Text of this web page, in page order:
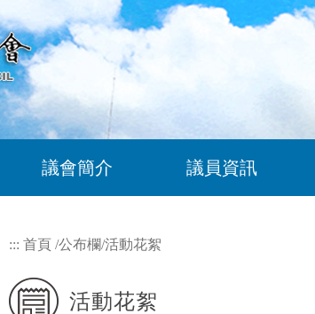
議會簡介 議員資訊
::: 首頁 /公布欄/活動花絮
活動花絮